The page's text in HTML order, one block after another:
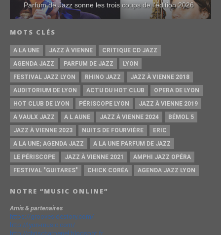
Parfum de Jazz sonne les trois coups de l’édition 2026
MOTS CLÉS
A LA UNE JAZZ À VIENNE
CRITIQUE CD JAZZ
AGENDA JAZZ
PARFUM DE JAZZ
LYON
FESTIVAL JAZZ LYON
RHINO JAZZ
JAZZ À VIENNE 2018
AUDITORIUM DE LYON
ACTU DU HOT CLUB
OPERA DE LYON
HOT CLUB DE LYON
PÉRISCOPE LYON
JAZZ À VIENNE 2019
A VAULX JAZZ
A L AUNE JAZZ À VIENNE 2024
BÉMOL 5
JAZZ À VIENNE 2023
NUITS DE FOURVIÈRE
ERIC
A LA UNE; AGENDA JAZZ
A LA UNE PARFUM DE JAZZ
LE PÉRISCOPE
JAZZ À VIENNE 2021
AMPHI JAZZ OPÉRA
FESTIVAL "GUITARES"
CHICK CORÉA AGENDA JAZZ LYON
NOTRE “MUSIC ONLINE”
Amis & partenaires
https://groovesidestory.com/
http://lyon-music.com/
http://chrischarpenel.blogspot.fr